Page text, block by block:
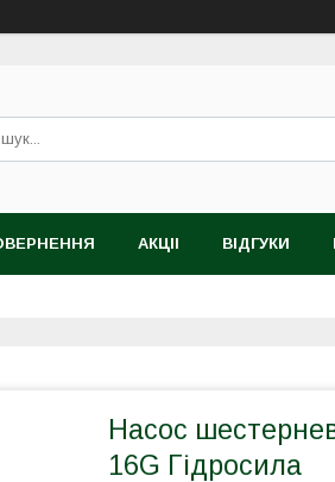
АКЦІІ ВІДГУКИ
Насос
16G Гідросила